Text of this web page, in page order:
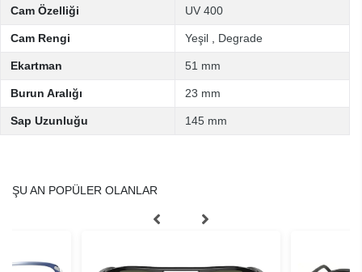
Cam Özelliği UV 400
Cam Rengi Yeşil Degrade
Ekartman 51 mm
Burun Aralığı 23 mm
Sap Uzunluğu 145 mm
ŞU AN POPÜLER OLANLAR